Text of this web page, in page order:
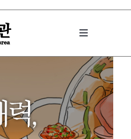
Toggle